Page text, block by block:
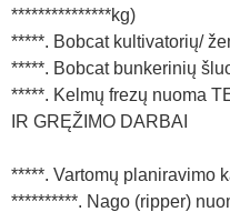
***************kg)
*****. Bobcat kultivatorių/
*****. Bobcat bunkerinių
*****. Kelmų frezų nuoma
IR GRĘŽIMO DARBAI
*****. Vartomų planiravimo
**********. Nago (ripper)